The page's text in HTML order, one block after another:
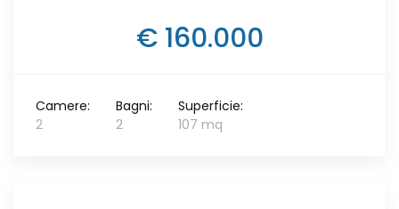
€ 160.000
Camere:
2
Bagni:
2
Superficie:
107 mq